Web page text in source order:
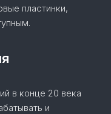
пластинки,
в конце 20 века
и